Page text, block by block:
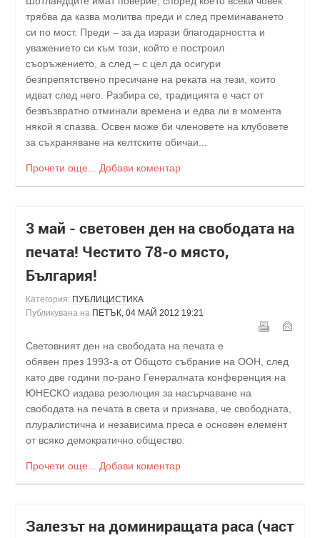
трябва да казва молитва преди и след преминаването
си по мост. Преди – за да изрази благодарността и
уважението си към този, който е построил
съоръжението, а след – с цел да осигури
безпрепятствено пресичане на реката на тези, които
идват след него. Разбира се, традицията е част от
безвъзвратно отминали времена и едва ли в момента
някой я спазва. Освен може би членовете на клубовете
за съхраняване на келтските обичаи...
Прочети още... Добави коментар
3 май - световен ден на свободата на
печата! Честито 78-о място,
България!
Категория: ПУБЛИЦИСТИКА
Публикувана на ПЕТЪК, 04 МАЙ 2012 19:21
Световният ден на свободата на печата е
обявен през 1993-а от Общото събрание на ООН, след
като две години по-рано Генералната конференция на
ЮНЕСКО издава резолюция за насърчаване на
свободата на печата в света и признава, че свободната,
плуралистична и независима преса е основен елемент
от всяко демократично общество.
Прочети още... Добави коментар
Залезът на доминиращата раса (част